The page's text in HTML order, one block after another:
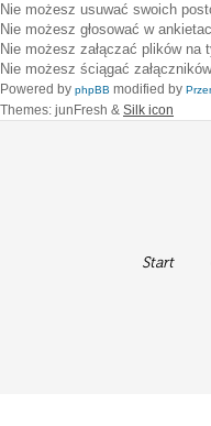
Nie możesz usuwać swoich
Nie możesz głosować w
Nie możesz załączać plików na
Nie możesz ściągać
Powered by phpBB modified by
Themes: junFresh & Silk icon
Start